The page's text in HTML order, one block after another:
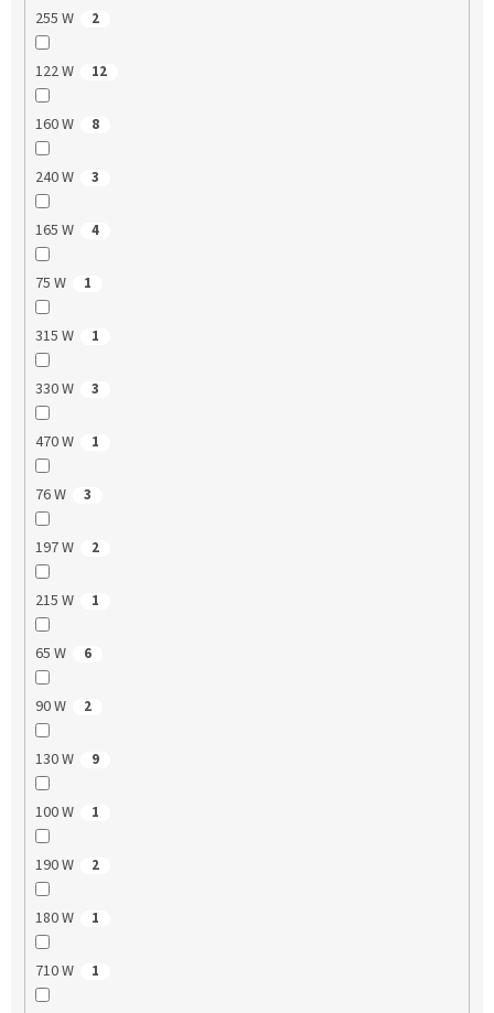
255 W 2
122 W 12
160 W 8
240 W 3
165 W 4
75 W 1
315 W 1
330 W 3
470 W 1
76 W 3
197 W 2
215 W 1
65 W 6
90 W 2
130 W 9
100 W 1
190 W 2
180 W 1
710 W 1